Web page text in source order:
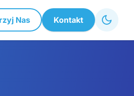
Nas Kontakt